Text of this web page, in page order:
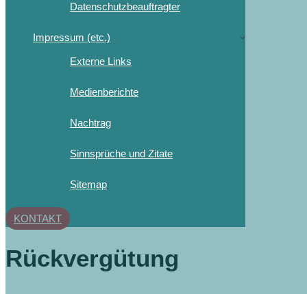
Datenschutzbeauftragter
Impressum (etc.)
Externe Links
Medienberichte
Nachtrag
Sinnsprüche und Zitate
Sitemap
KONTAKT
Rückvergütung